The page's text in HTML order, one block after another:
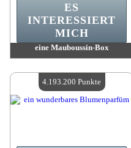
eine Mauboussin-Box
Verfügbare Menge:4
ES
INTERESSIERT
MICH
4.193.200 Punkte